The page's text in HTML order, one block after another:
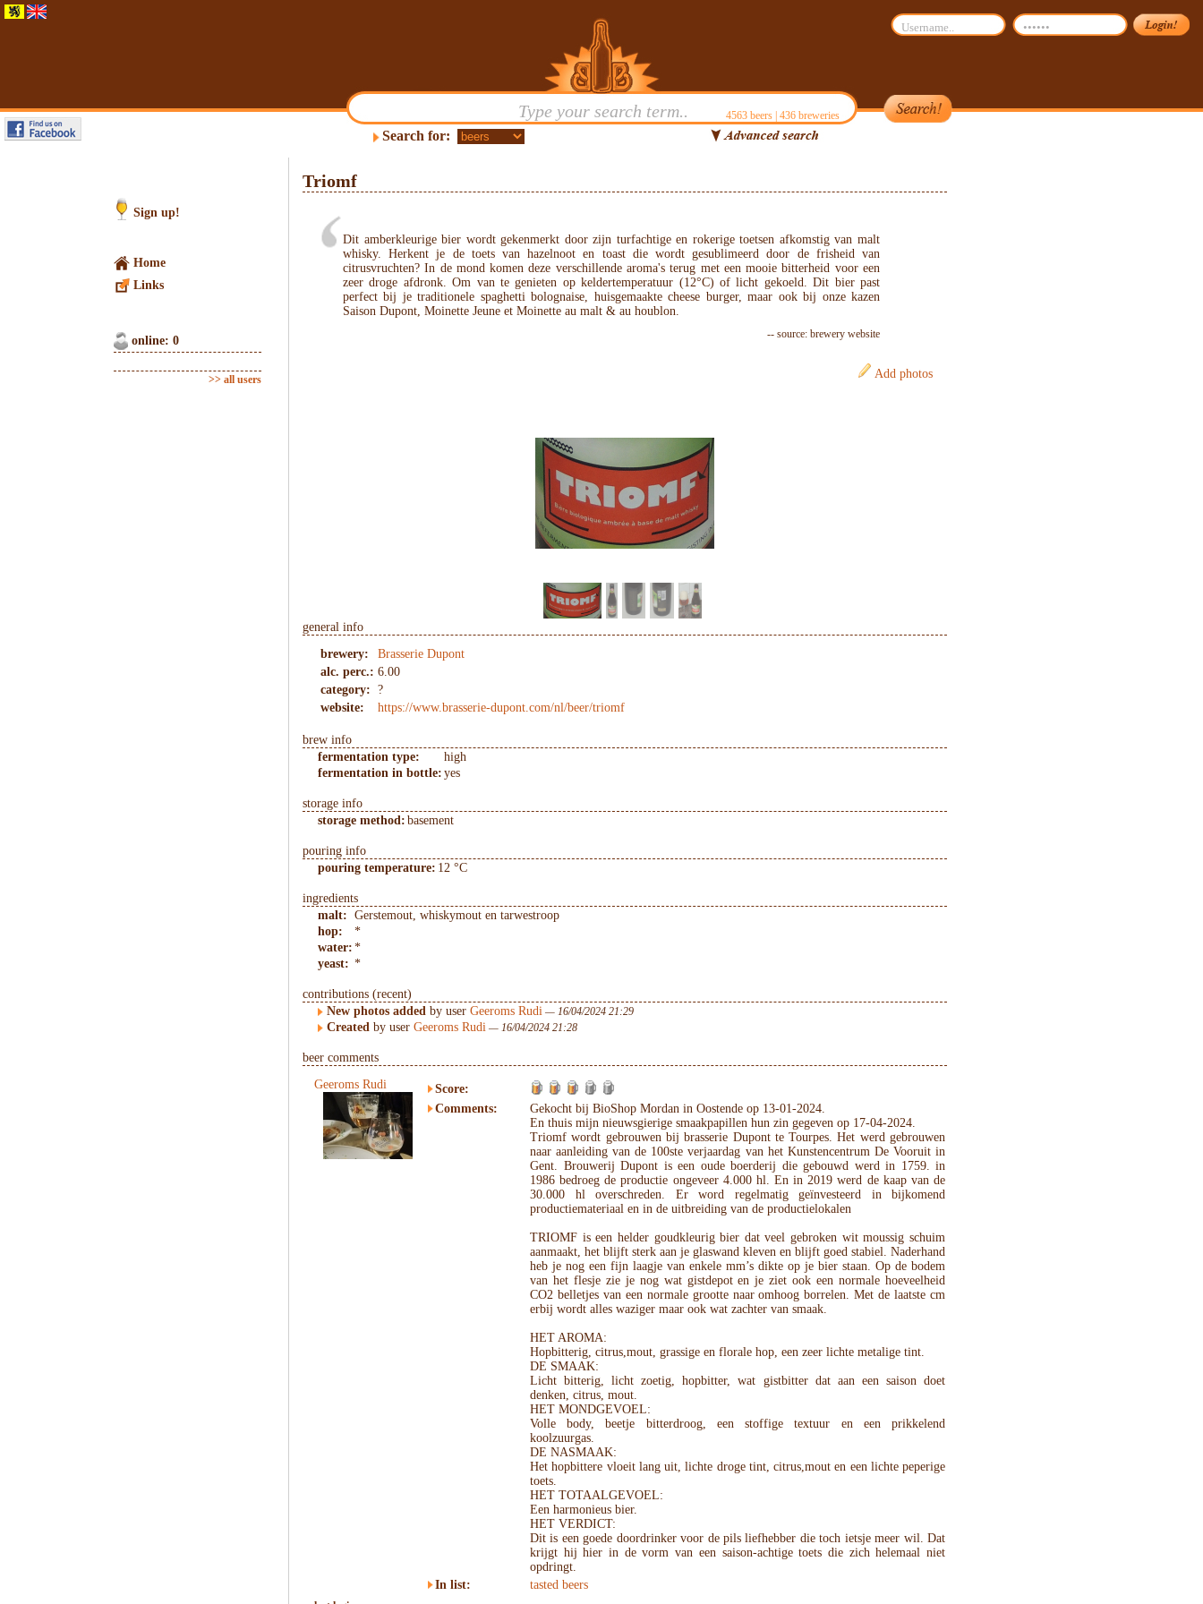
4563beers | 436breweries
Search for:
Sign up!
Home
Links
online: 0
>> all users
Triomf
Dit amberkleurige bier wordt gekenmerkt door zijn turfachtige en rokerige toetsen afkomstig van malt
whisky. Herkent je de toets van hazelnoot en toast die wordt gesublimeerd door de frisheid van
citrusvruchten? In de mond komen deze verschillende aroma's terug met een mooie bitterheid voor een
zeer droge afdronk. Om van te genieten op keldertemperatuur (12°C) of licht gekoeld. Dit bier past
perfect bij je traditionele spaghetti bolognaise, huisgemaakte cheese burger, maar ook bij onze kazen
Saison Dupont, Moinette Jeune et Moinette au malt & au houblon.
-- source: brewery website
Add photos
general info
brewery:
Brasserie Dupont
alc. perc.: 6.00
category: ?
website:
https://www.brasserie-dupont.com/nl/beer/triomf
brew info
fermentation type:
high
fermentation in bottle: yes
storage info
storage method: basement
pouring info
pouring temperature: 12 °C
ingredients
malt: Gerstemout, whiskymout en tarwestroop
hop:
*
water: *
yeast: *
contributions (recent)
New photos added by user Geeroms Rudi — 16/04/2024 21:29
Created by user Geeroms Rudi — 16/04/2024 21:28
beer comments
Geeroms Rudi
Score:
Comments:
Gekocht bij BioShop Mordan in Oostende op 13-01-2024.
En thuis mijn nieuwsgierige smaakpapillen hun zin gegeven op 17-04-2024.
Triomf wordt gebrouwen bij brasserie Dupont te Tourpes. Het werd gebrouwen
naar aanleiding van de 100ste verjaardag van het Kunstencentrum De Vooruit in
Gent. Brouwerij Dupont is een oude boerderij die gebouwd werd in 1759. in
1986 bedroeg de productie ongeveer 4.000 hl. En in 2019 werd de kaap van de
30.000 hl overschreden. Er word regelmatig geïnvesteerd in bijkomend
productiemateriaal en in de uitbreiding van de productielokalen
TRIOMF is een helder goudkleurig bier dat veel gebroken wit moussig schuim
aanmaakt, het blijft sterk aan je glaswand kleven en blijft goed stabiel. Naderhand
heb je nog een fijn laagje van enkele mm’s dikte op je bier staan. Op de bodem
van het flesje zie je nog wat gistdepot en je ziet ook een normale hoeveelheid
CO2 belletjes van een normale grootte naar omhoog borrelen. Met de laatste cm
erbij wordt alles waziger maar ook wat zachter van smaak.
HET AROMA:
Hopbitterig, citrus,mout, grassige en florale hop, een zeer lichte metalige tint.
DE SMAAK:
Licht bitterig, licht zoetig, hopbitter, wat gistbitter dat aan een saison doet
denken, citrus, mout.
HET MONDGEVOEL:
Volle body, beetje bitterdroog, een stoffige textuur en een prikkelend
koolzuurgas.
DE NASMAAK:
Het hopbittere vloeit lang uit, lichte droge tint, citrus,mout en een lichte peperige
toets.
HET TOTAALGEVOEL:
Een harmonieus bier.
HET VERDICT:
Dit is een goede doordrinker voor de pils liefhebber die toch ietsje meer wil. Dat
krijgt hij hier in de vorm van een saison-achtige toets die zich helemaal niet
opdringt.
In list:
tasted beers